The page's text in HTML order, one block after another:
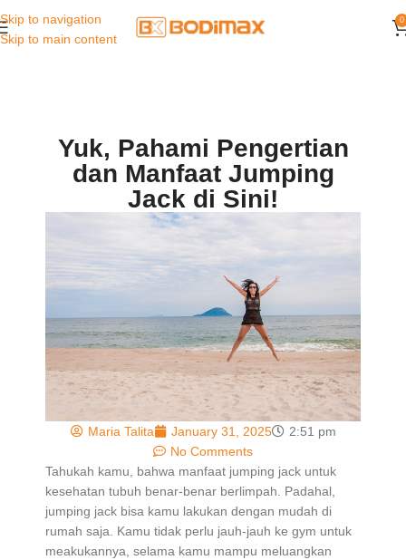
Skip to navigation
Skip to main content
0
Yuk, Pahami Pengertian
dan Manfaat Jumping
Jack di Sini!
Maria Talita January 31, 2025
2:51 pm
No Comments
Tahukah kamu, bahwa manfaat jumping jack untuk
kesehatan tubuh benar-benar berlimpah. Padahal,
jumping jack bisa kamu lakukan dengan mudah di
rumah saja. Kamu tidak perlu jauh-jauh ke gym untuk
meakukannya, selama kamu mampu meluangkan